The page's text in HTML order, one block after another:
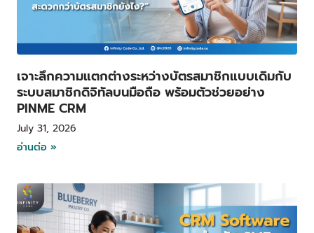
เจาะลึกความแตกต่างระหว่างบัตรสมาชิกแบบเดิมกับ
ระบบสมาชิกดิจิทัลบนมือถือ พร้อมตัวช่วยอย่าง
PINME CRM
July 31, 2026
อ่านต่อ »